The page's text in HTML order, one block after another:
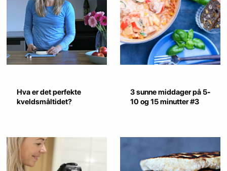
Hva er det perfekte
kveldsmåltidet?
3 sunne middager på 5-
10 og 15 minutter #3